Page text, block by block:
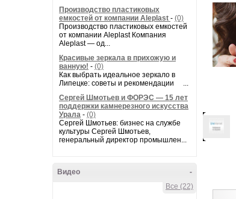
Производство пластиковых
емкостей от компании Aleplast - (0)
Производство пластиковых емкостей
от компании Aleplast Компания
Aleplast — од...
Красивые зеркала в прихожую и
ванную! - (0)
Как выбрать идеальное зеркало в
Липецке: советы и рекомендации ...
Сергей Шмотьев и ФОРЭС — 15 лет
поддержки камнерезного искусства
Урала - (0)
Сергей Шмотьев: бизнес на службе
культуры Сергей Шмотьев,
генеральный директор промышлен...
-
Видео
Все (22)